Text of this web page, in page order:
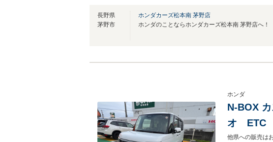
長野県
茅野市
ホンダカーズ松本南 茅野店
ホンダのことならホンダカーズ松本南 茅野店へ！
ホンダ
N-BOX
オ ETC